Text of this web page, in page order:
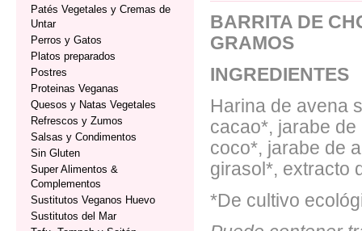
Patés Vegetales y Cremas de
Untar
Perros y Gatos
Platos preparados
Postres
Proteinas Veganas
Quesos y Natas Vegetales
Refrescos y Zumos
Salsas y Condimentos
Sin Gluten
Super Alimentos &
Complementos
Sustitutos Veganos Huevo
Sustitutos del Mar
BARRITA DE
GRAMOS
INGREDIENTES
Harina de avena
cacao*, jarabe
coco*, jarabe de
girasol*, extracto
*De cultivo